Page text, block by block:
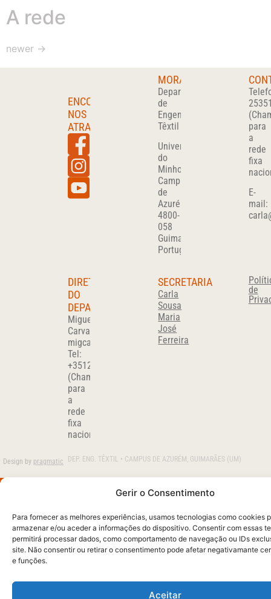
Gerir o Consentimento
Para fornecer as melhores experiências, usamos tecnologias como cookies
armazenar e/ou aceder a informações do dispositivo. Consentir com essas
permitirá processar dados, como comportamento de navegação ou IDs
site. Não consentir ou retirar o consentimento pode afetar negativamante
e funções.
Aceitar
A rede
newer →
ENCONTRA-
NOS
ATRAVÉS
MORADA
Departamento
de
Engenharia
Têxtil
Universidade
do
Minho
Campus
de
Azurém
4800-
058
Guimarães
Portugal
para
a
rede
fixa
E-
mail:
de
DIRETOR
DO
DEPARTAMENTO
Miguel
Carvalho
migcar@det.uminho.pt
Tel:
+351253510280
(Chamada
para
a
rede
fixa
nacional)
SECRETARIA
Carla
Sousa
Maria
José
Ferreira
Design by pragmatic DEP. ENG. TÊXTIL • CAMPUS DE AZURÉM, GUIMARÃES (UM)